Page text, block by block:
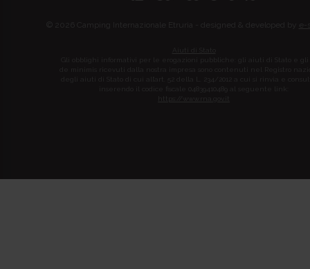
© 2026 Camping Internazionale Etruria - designed & developed by
Gli obblighi informativi per le erogazioni pubbliche: gli aiuti di Stato e